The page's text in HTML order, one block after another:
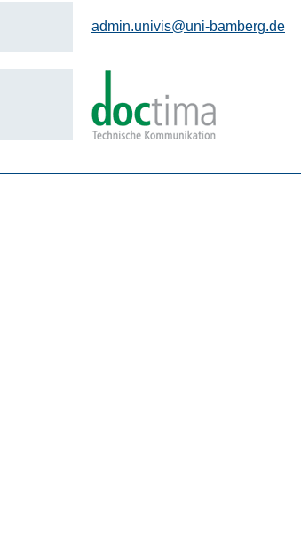
admin.univis@uni-bamberg.de